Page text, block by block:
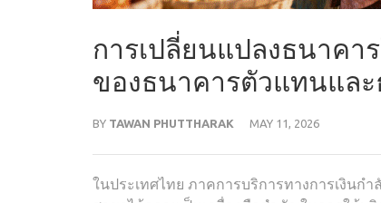
การเปลี่ยนแปลงธนาคา
ของธนาคารตัวแทนแล
BY TAWAN PHUTTHARAK MAY 11, 2026
ในประเทศไทย ภาคการบริการทางการเงินก